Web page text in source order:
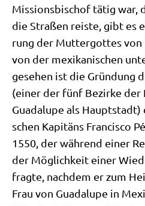
Mis­si­ons­bi­schof tätig war,
die Stra­ßen rei­ste, gibt es
rung der Mut­ter­got­tes von
von der mexi­ka­ni­schen
gese­hen ist die Grün­dung
(einer der fünf Bezir­ke der
Gua­d­a­lu­pe als
schen Kapi­täns Fran­cis­co
1550, der wäh­rend einer
der Mög­lich­keit einer
frag­te, nach­dem er zum
Frau von Gua­d­a­lu­pe in